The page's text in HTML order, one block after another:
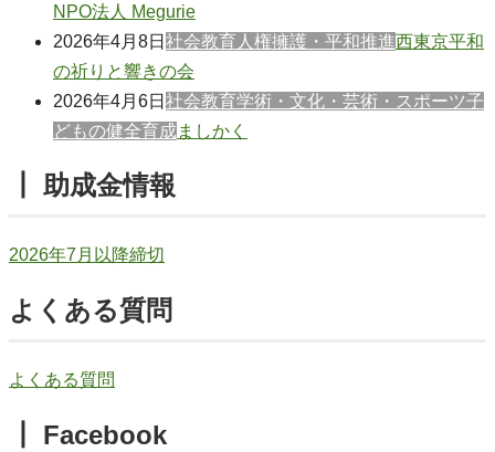
NPO法人 Megurie
2026年4月8日 社会教育 人権擁護・平和推進西東京平和
の祈りと響きの会
2026年4月6日 社会教育学術・文化・芸術・スポーツ子
どもの健全育成ましかく
┃ 助成金情報
2026年7月以降締切
よくある質問
よくある質問
┃ Facebook